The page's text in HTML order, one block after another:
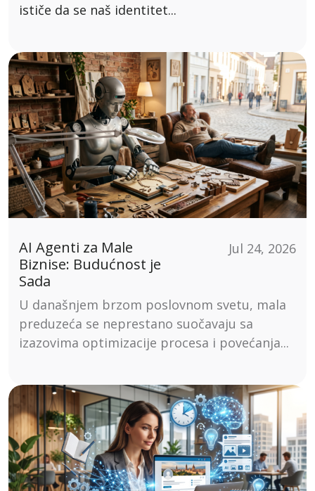
ističe da se naš identitet...
AI Agenti za Male
Biznise: Budućnost je
Sada
Jul 24, 2026
U današnjem brzom poslovnom svetu, mala
preduzeća se neprestano suočavaju sa
izazovima optimizacije procesa i povećanja...